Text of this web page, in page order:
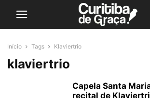
Início Tags Klaviertrio
klaviertrio
Capela Santa
recital de